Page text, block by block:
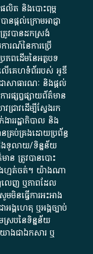
ផលិត​ និង​បោះពុម្ព​
ផ្តល់​ក្រោម​អាជ្ញា
រូវ​បាន​ដកស្រង់​
រណ៍​នៃ​ការ​ប្រើ
ភពដើម​នៃ​​អត្ថបទ
លើ​គេហទំព័រ​របស់​ អូ​ឌី​
សាធារណៈ​ និង​ផ្តល់​
សព្វផ្សាយ​ព័ត៌មាន​
រាវ​ដើម្បី​ស្វែងរក
រ​រដ្ឋាភិបាល​ និង
គ្រប់គ្រង​ដោយ​ប្រព័ន្ធ​
ង​ទូលាយ​/​ទិន្នន័យ​
ត្រូវ​បាន​បោះ
ាង​ហ្មត់ចត់​។​ យ៉ាងណា​
លេញ​ ឬ​ភាព​ដែល​
ន​ធ្វើការ​អះអាង​
ង្គហេតុ​ ឬ​អង្គច្បាប់​
រប​នៃ​ទិន្នន័យ​
ង​ជា​ឯកសារ​ ឬ​